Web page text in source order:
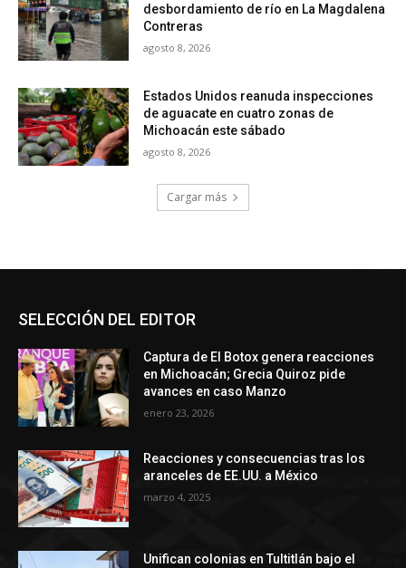
desbordamiento de río en La Magdalena
Contreras
agosto 8, 2026
Estados Unidos reanuda inspecciones
de aguacate en cuatro zonas de
Michoacán este sábado
agosto 8, 2026
Cargar más
SELECCIÓN DEL EDITOR
Captura de El Botox genera reacciones
en Michoacán; Grecia Quiroz pide
avances en caso Manzo
enero 23, 2026
Reacciones y consecuencias tras los
aranceles de EE.UU. a México
marzo 4, 2025
Unifican colonias en Tultitlán bajo el